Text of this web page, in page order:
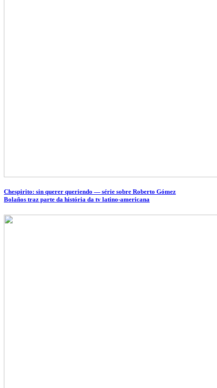
Chespirito: sin querer queriendo — série sobre Roberto Gómez
Bolaños traz parte da história da tv latino-americana